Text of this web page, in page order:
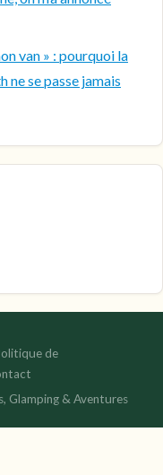
van » : pourquoi la
se passe jamais
de
Glamping & Aventures